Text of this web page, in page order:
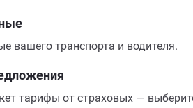
вашего транспорта и водителя.
тарифы от страховых —